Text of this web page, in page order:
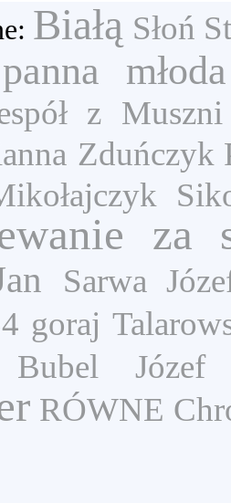
Białą Słoń
panna młoda
z Muszni
Zduńczyk
za
Sarwa
goraj
Bubel Józef
RÓWNE